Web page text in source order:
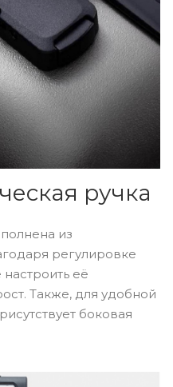
ручка
из
регулировке
её
Также, для удобной
боковая